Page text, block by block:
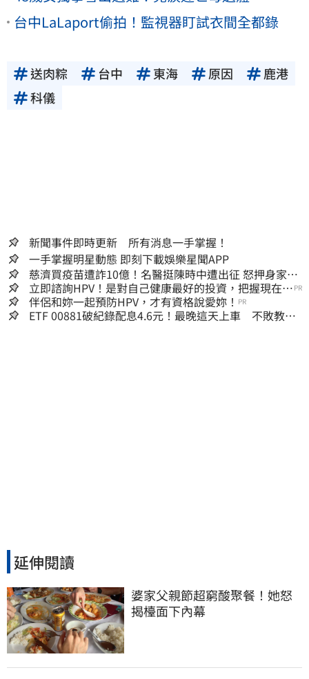
台中LaLaport偷拍！監視器盯試衣間全都錄
送肉粽 台中 東海 原因
鹿港
科儀
新聞事件即時更新 所有消息一手掌握！
一手掌握明星動態 即刻下載娛樂星聞APP
慈濟買疫苗遭詐10億！名醫挺陳時中遭出征 怒押身家嗆
爆藍白粉
立即諮詢HPV！是對自己健康最好的投資，把握現在不
嫌晚！
PR
伴侶和妳一起預防HPV，才有資格說愛妳！ PR
ETF 00881破紀錄配息4.6元！最晚這天上車 不敗教主
延伸閱讀
婆家父親節超窮酸聚餐！她怒
揭檯面下內幕